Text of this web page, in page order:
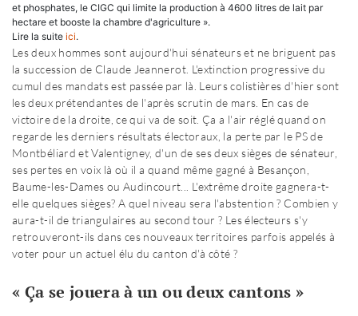
et phosphates, le CIGC qui limite la production à 4600 litres de lait par
hectare et booste la chambre d'agriculture ».
Lire la suite ici.
Les deux hommes sont aujourd'hui sénateurs et ne briguent pas
la succession de Claude Jeannerot. L'extinction progressive du
cumul des mandats est passée par là. Leurs colistières d'hier sont
les deux prétendantes de l'après scrutin de mars. En cas de
victoire de la droite, ce qui va de soit. Ça a l'air réglé quand on
regarde les derniers résultats électoraux, la perte par le PS de
Montbéliard et Valentigney, d'un de ses deux sièges de sénateur,
ses pertes en voix là où il a quand même gagné à Besançon,
Baume-les-Dames ou Audincourt... L'extrême droite gagnera-t-
elle quelques sièges? A quel niveau sera l'abstention ? Combien y
aura-t-il de triangulaires au second tour ? Les électeurs s'y
retrouveront-ils dans ces nouveaux territoires parfois appelés à
voter pour un actuel élu du canton d'à côté ?
« Ça se jouera à un ou deux cantons »